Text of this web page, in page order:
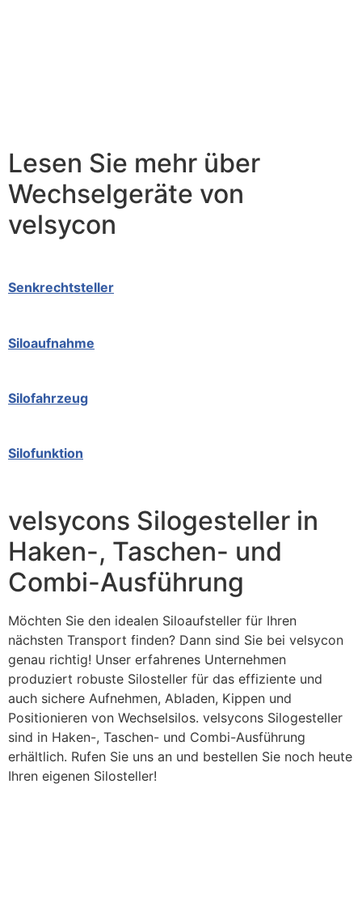
Lesen Sie mehr über
Wechselgeräte von
velsycon
Senkrechtsteller
Siloaufnahme
Silofahrzeug
Silofunktion
velsycons Silogesteller in
Haken-, Taschen- und
Combi-Ausführung
Möchten Sie den idealen Siloaufsteller für Ihren
nächsten Transport finden? Dann sind Sie bei velsycon
genau richtig! Unser erfahrenes Unternehmen
produziert robuste Silosteller für das effiziente und
auch sichere Aufnehmen, Abladen, Kippen und
Positionieren von Wechselsilos. velsycons Silogesteller
sind in Haken-, Taschen- und Combi-Ausführung
erhältlich. Rufen Sie uns an und bestellen Sie noch heute
Ihren eigenen Silosteller!